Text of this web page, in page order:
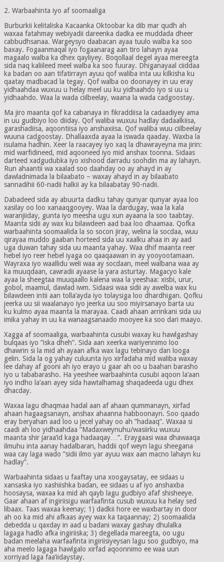
2. Warbaahinta iyo af soomaaliga
Burburkii kelitaliska Kacaanka Oktoobar ka dib mar qudh ah
waxaa fatahmay webiyadii dareenka dadka ee muddada dheer
cabbudhsanaa. Wargeysyo daabacan ayaa tuulo walba ka soo
baxay. Fogaanmaqal iyo fogaanarag aan tiro lahayn ayaa
magaalo walba ka dhex qayliyey. Boqollaal degel ayaa mereegta
sida naq kaliileed meel walba ka soo fuuray. Dhiganayaal ciiddaa
ka badan oo aan tifatirrayn ayuu qof waliba inta uu kilkisha ku
qaatay madbacad la tegay. Qof walba oo doonayey in uu eray
yidhaahdaa wuxuu u helay meel uu ku yidhaahdo iyo si uu u
yidhaahdo. Waa la wada ciilbeelay, waana la wada cadgoostay.
Ma jiro maanta qof ka cabanaya in fikraddiisa la cadaadiyey ama
in uu gudbiyo loo diiday. Qof waliba wuxuu hadlay dadaalkiisa,
garashadiisa, aqoontiisa iyo anshaxiisa. Qof waliba wuu ciilbeelay
wuuna cadgoostay. Dhallaaxda ayaa la iswada qaaday. Waxba la
isulama hadhin. Xeer la raacayey iyo xaq la dhawrayeyna ma jirin:
mid warfidineed, mid aqooneed iyo mid anshax toonna. Sidaas
darteed xadgudubka iyo xishood darradu soohdin ma ay lahayn.
Run ahaantii wa xaalad soo daahday oo ay ahayd in ay
dawladnimada la bilaabato – waxay ahayd in ay bilaabato
sannadihii 60-nadii halkii ay ka bilaabatay 90-nadii.
Dabadeed sida ay abuurta dadku tahay qunyar qunyar ayaa loo
xasilay oo loo xanaaqgooyey. Waa la dardugay, waa la kala
waranjiiday, gunta iyo meesha ugu xun ayaana la soo taabtay.
Maanta sidii ay wax ku bilawdeen aad baa loo dhaamaa. Qofka
warbaahinta soomaalida la so socon jiray, welina la socdaa, wuu
qirayaa muddo gaaban horteed sida uu xaalku ahaa in ay aad
uga duwan tahay sida uu maanta yahay. Waa dhif maanta reer
hebel iyo reer hebel iyaga oo qaaqaawan in ay yooyootamaan.
Wayraxa iyo waallidu weli waa ay socdaan, meel walbana waa ay
ka muuqdaan, cawradii ayaase la yara asturtay. Magacyo kale
ayaa la sheegtaa muuqaallo kalena waa la yeeshaa: xisbi, urur,
gobol, maamul, dawlad iwm. Sidaasi waa sidii ay awelba wax ku
bilawdeen intii aan tolla’ayda iyo tolaysiga loo dhardhigan. Qofku
jeerka uu sii waalanayo iyo jeerka uu soo miyirsanayo barta uu
ku kulmo ayaa maanta la marayaa. Caadi ahaan arrinkani sida uu
imika yahay in uu ka wanaagsanaado mooyee ka soo dari maayo.
Xagga af soomaaliga, warbaahinta cusubi waxay ku hawlgashay
bulqaas iyo ”iska dheh”. Sida aan xeerka wariyennimo loo
dhawrin si la mid ah ayaan afka wax lagu tebinayo dan looga
gelin. Sida la og yahay culuunta iyo xirfadaha mid waliba waxay
lee dahay af gooni ah iyo erayo u gaar ah oo u baahan barasho
iyo u tababarasho. Ha yeeshee warbaahinta cusubi aqoon la’aan
iyo indho la’aan ayey sida hawtalhamag shaqadeeda ugu dhex
dhacday.
Waxaa lagu dhaqmaa hadal aan af ahaan qummanayn, xirfad
ahaan hagaagsanayn, anshax ahaanna habboonayn. Soo qaado
eray beryahan aad loo u jecel yahay oo ah ”hadaaq”. Waxaa si
caadi ah loo yidhaahdaa ”Madaxweynuhu/wasiirku wuxuu
maanta shir jaraa’id kaga hadaaqay…”. Eraygaasi waa dhawaaqa
ilmuhu inta aanay hadalbaran, haddii qof weyn lagu sheegana
waa cay laga wado ”sidii ilmo yar ayuu wax aan macno lahayn ku
hadlay”.
Warbaahinta sidaas u faaftay una xoogaysatay, ee sidaas u
xansaska iyo xashiishka badan, ee sidaas u af iyo anshaxba
hoosaysa, waxaa ka mid ah qayb lagu gudbiyo afaf shisheeye.
Gaar ahaan af ingiriisigu warfaafinta cusub wuxuu ka helay sed
libaax. Taas waxaa keenay; 1) dadkii hore ee waxbartay in door
ah oo ka mid ahi afkaas ayey wax ka taqaannay; 2) soomaalida
debedda u qaxday in aad u badani waxay gashay dhulalka
lagaga hadlo afka ingiriiska; 3) degellada mareegta, oo ugu
badan meelaha warfaafinta ingiriisiyeysan lagu soo gudbiyo, ma
aha meelo lagaga hawlgalo xirfad aqoonnimo ee waa uun
xorriyad laga faa’iidaystay.